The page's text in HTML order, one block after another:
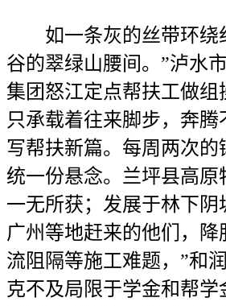
如一条灰的丝带环绕
谷的翠绿山腰间。”泸水
集团怒江定点帮扶工做组
只承载着往来脚步，奔腾
写帮扶新篇。每周两次的
统一份悬念。兰坪县高原
一无所获；发展于林下阴
广州等地赶来的他们，
流阻隔等施工难题，”和
克不及局限于学金和帮学